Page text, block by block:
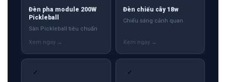
Đèn pha module 200W
Pickleball
Sân Pickleball tiêu chuẩn
Đèn chiếu cây 18w
Chiếu sáng cảnh quan
✓ ✓